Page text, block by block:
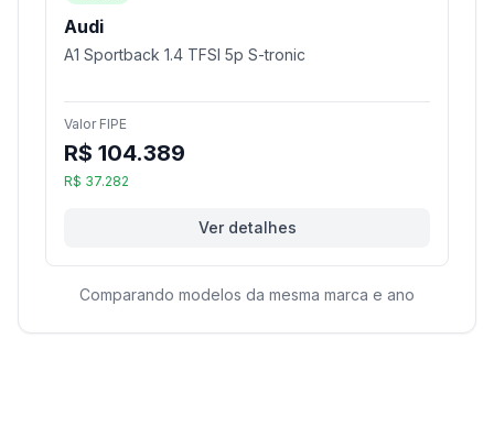
Audi
A1 Sportback 1.4 TFSI 5p S-tronic
Valor FIPE
R$ 104.389
R$ 37.282
Ver detalhes
Comparando modelos da mesma marca e ano